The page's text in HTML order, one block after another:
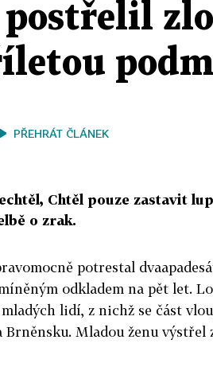
PŘEHRÁT ČLÁNEK
Chtěl pouze zastavit
o zrak.
potrestal
odkladem na pět let.
lidí, z nichž se část
Mladou ženu výstřel